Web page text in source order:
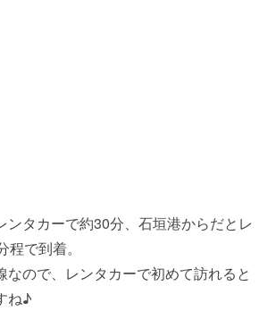
ンタカーで約30分、石垣港からだとレ
で到着。
なので、レンタカーで初めて訪れると
ね♪